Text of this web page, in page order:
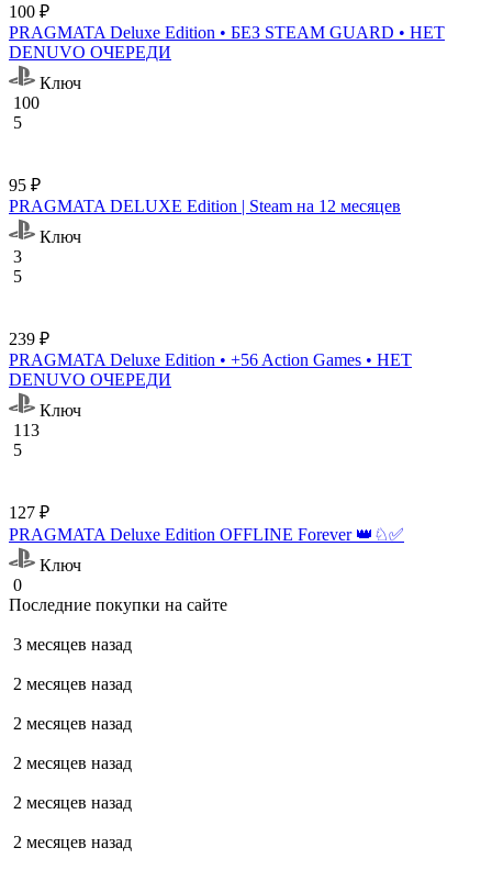
100 ₽
PRAGMATA Deluxe Edition • БЕЗ STEAM GUARD • НЕТ
DENUVO ОЧЕРЕДИ
Ключ
100
5
95 ₽
PRAGMATA DELUXE Edition | Steam на 12 месяцев
Ключ
3
5
239 ₽
PRAGMATA Deluxe Edition • +56 Action Games • НЕТ
DENUVO ОЧЕРЕДИ
Ключ
113
5
127 ₽
PRAGMATA Deluxe Edition OFFLINE Forever 👑♘✅
Ключ
0
Последние покупки на сайте
3 месяцев назад
2 месяцев назад
2 месяцев назад
2 месяцев назад
2 месяцев назад
2 месяцев назад